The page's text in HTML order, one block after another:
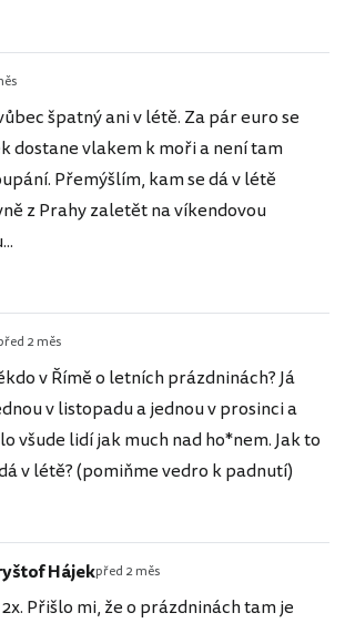
špatný ani v létě. Za pár euro se
dostane vlakem k moři a není tam
Přemýšlím, kam se dá v létě
z Prahy zaletět na víkendovou
2 měs
v Římě o letních prázdninách? Já
v listopadu a jednou v prosinci a
všude lidí jak much nad ho*nem. Jak to
v létě? (pomiňme vedro k padnutí)
Hájekpřed 2 měs
2x. Přišlo mi, že o prázdninách tam je